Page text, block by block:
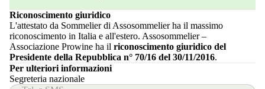
Riconoscimento giuridico
L'attestato da Sommelier di Assosommelier ha il massimo
riconoscimento in Italia e all'estero. Assosommelier –
Associazione Prowine ha il riconoscimento giuridico del
Presidente della Repubblica n° 70/16 del 30/11/2016.
Per ulteriori informazioni
Segreteria nazionale